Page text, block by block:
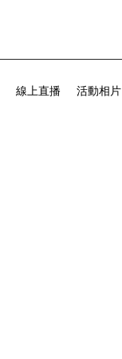
線上直播 活動相片